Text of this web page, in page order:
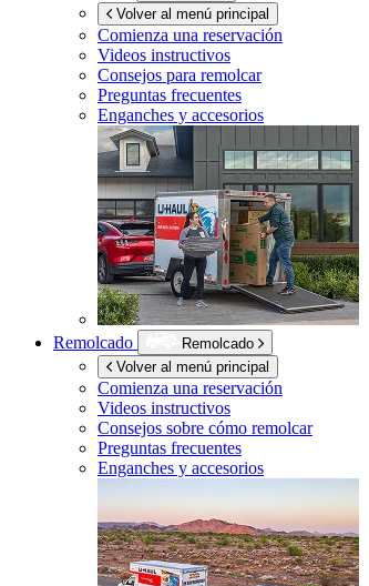
Volver al menú principal
Comienza una reservación
Videos instructivos
Consejos para remolcar
Preguntas frecuentes
Enganches y accesorios
Remolcado
Remolcado
Volver al menú principal
Comienza una reservación
Videos instructivos
Consejos sobre cómo remolcar
Preguntas frecuentes
Enganches y accesorios